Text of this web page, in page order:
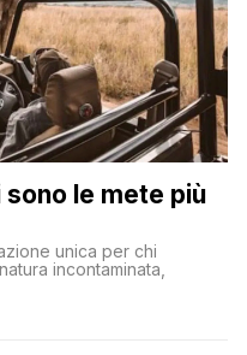
le mete più
unica per chi
incontaminata,